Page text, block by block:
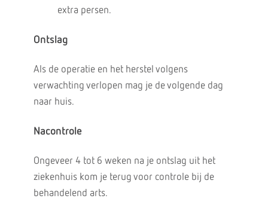
extra persen.
Ontslag
Als de operatie en het herstel volgens
verwachting verlopen mag je de volgende dag
naar huis.
Nacontrole
Ongeveer 4 tot 6 weken na je ontslag uit het
ziekenhuis kom je terug voor controle bij de
behandelend arts.